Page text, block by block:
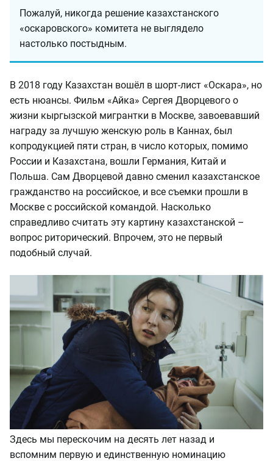
Пожалуй, никогда решение казахстанского
«оскаровского» комитета не выглядело
настолько постыдным.
В 2018 году Казахстан вошёл в шорт-лист «Оскара», но
есть нюансы. Фильм «Айка» Сергея Дворцевого о
жизни кыргызской мигрантки в Москве, завоевавший
награду за лучшую женскую роль в Каннах, был
копродукцией пяти стран, в число которых, помимо
России и Казахстана, вошли Германия, Китай и
Польша. Сам Дворцевой давно сменил казахстанское
гражданство на российское, и все съемки прошли в
Москве с российской командой. Насколько
справедливо считать эту картину казахстанской –
вопрос риторический. Впрочем, это не первый
подобный случай.
Здесь мы перескочим на десять лет назад и
вспомним первую и единственную номинацию